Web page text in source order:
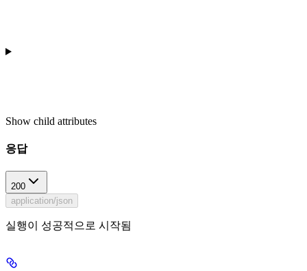
Show child attributes
응답
200
application/json
실행이 성공적으로 시작됨